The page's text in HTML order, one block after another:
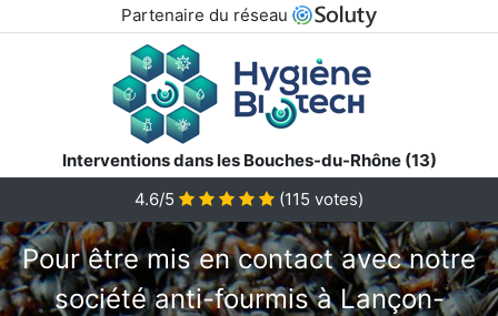
Partenaire du réseau
Interventions dans les Bouches-du-Rhône (13)
4.6/5
(115 votes)
Pour être mis en contact avec notre
société anti-fourmis à Lançon-